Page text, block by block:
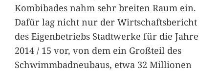
Kombibades nahm sehr breiten Raum ein.
Dafür lag nicht nur der Wirtschaftsbericht
des Eigenbetriebs Stadtwerke für die Jahre
2014 / 15 vor, von dem ein Großteil des
Schwimmbadneubaus, etwa 32 Millionen